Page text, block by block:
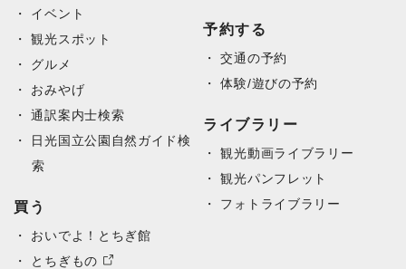
イベント
観光スポット
グルメ
おみやげ
通訳案内士検索
日光国立公園自然ガイド検
索
買う
おいでよ！とちぎ館
とちぎもの
予約する
交通の予約
体験/遊びの予約
ライブラリー
観光動画ライブラリー
観光パンフレット
フォトライブラリー